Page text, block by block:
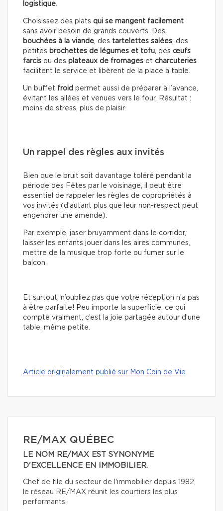
logistique.
Choisissez des plats qui se mangent facilement
sans avoir besoin de grands couverts. Des
bouchées à la viande, des tartelettes salées, des
petites brochettes de légumes et tofu, des œufs
farcis ou des plateaux de fromages et charcuteries
facilitent le service et libèrent de la place à table.
Un buffet froid permet aussi de préparer à l’avance,
évitant les allées et venues vers le four. Résultat :
moins de stress, plus de plaisir.
Un rappel des règles aux invités
Bien que le bruit soit davantage toléré pendant la
période des Fêtes par le voisinage, il peut être
essentiel de rappeler les règles de copropriétés à
vos invités (d’autant plus que leur non-respect peut
engendrer une amende).
Par exemple, jaser bruyamment dans le corridor,
laisser les enfants jouer dans les aires communes,
mettre de la musique trop forte ou fumer sur le
balcon.
Et surtout, n’oubliez pas que votre réception n’a pas
à être parfaite! Peu importe la superficie, ce qui
compte vraiment, c’est la joie partagée autour d’une
table, même petite.
Article originalement publié sur Mon Coin de Vie
RE/MAX QUÉBEC
LE NOM RE/MAX EST SYNONYME
D'EXCELLENCE EN IMMOBILIER.
Chef de file du secteur de l'immobilier depuis 1982,
le réseau RE/MAX réunit les courtiers les plus
performants.